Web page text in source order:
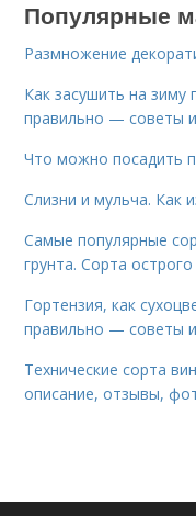
Популярные
Размножение
Как засушить на зиму
правильно — советы
Что можно посадить
Слизни и мульча. Как
Самые популярные
грунта. Сорта
Гортензия, как
правильно — советы
Технические сорта
описание, отзывы,